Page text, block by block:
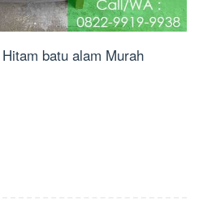
batu alam Murah